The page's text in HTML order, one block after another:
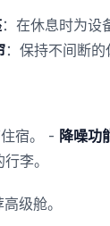
：在休息时为设
：保持不间断的
宿。 - 降噪功
李。
级舱。